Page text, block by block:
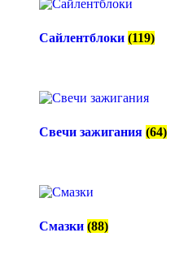
Сайлентблоки (119)
Свечи зажигания (64)
Смазки (88)